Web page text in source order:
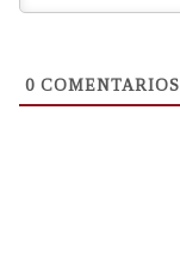
0 COMENTARIOS